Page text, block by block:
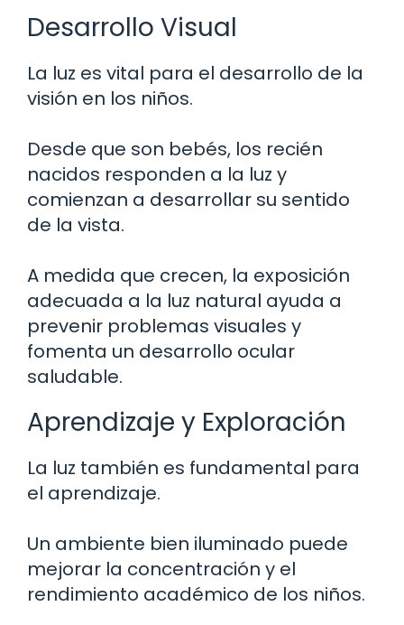
Desarrollo Visual
La luz es vital para el desarrollo de la
visión en los niños.
Desde que son bebés, los recién
nacidos responden a la luz y
comienzan a desarrollar su sentido
de la vista.
A medida que crecen, la exposición
adecuada a la luz natural ayuda a
prevenir problemas visuales y
fomenta un desarrollo ocular
saludable.
Aprendizaje y Exploración
La luz también es fundamental para
el aprendizaje.
Un ambiente bien iluminado puede
mejorar la concentración y el
rendimiento académico de los niños.